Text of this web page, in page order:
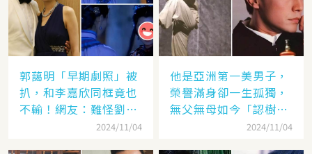
郭藹明「早期劇照」被
扒，和李嘉欣同框竟也
不輸！網友：難怪劉青
2024/11/04
他是亞洲第一美男子，
榮譽滿身卻一生孤獨，
無父無母如今「認樹為
祖父母」：太凄涼2024/11/04